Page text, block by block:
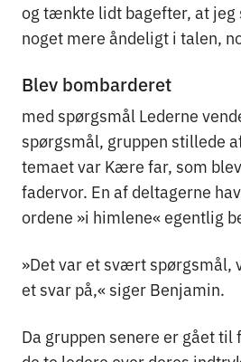
og tænkte lidt bagefter, at jeg
noget mere åndeligt i talen,
Blev bombarderet
med spørgsmål Lederne
spørgsmål, gruppen stillede
temaet var Kære far, som
fadervor. En af deltagerne
ordene »i himlene« egentlig
»Det var et svært spørgsmål,
et svar på,« siger Benjamin.
Da gruppen senere er gået